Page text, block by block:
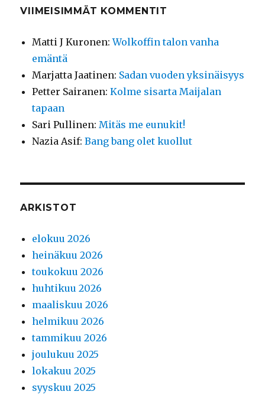
VIIMEISIMMÄT KOMMENTIT
Matti J Kuronen:Wolkoffin talon vanha
emäntä
Marjatta Jaatinen: Sadan vuoden yksinäisyys
Petter Sairanen:Kolme sisarta Maijalan
tapaan
Sari Pullinen: Mitäs me eunukit!
Nazia Asif:Bang bang olet kuollut
ARKISTOT
elokuu 2026
heinäkuu 2026
toukokuu 2026
huhtikuu 2026
maaliskuu 2026
helmikuu 2026
tammikuu 2026
joulukuu 2025
lokakuu 2025
syyskuu 2025